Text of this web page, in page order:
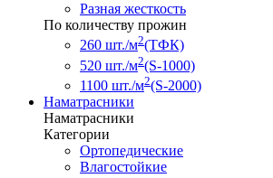
Разная жесткость
По количеству прожин
260 шт./м2(ТФК)
520 шт./м2(S-1000)
1100 шт./м2(S-2000)
Наматрасники
Наматрасники
Категории
Ортопедические
Влагостойкие